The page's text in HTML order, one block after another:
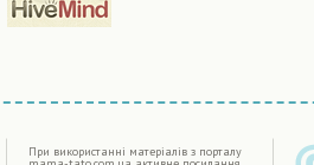
При використаннi матерiалiв з порталу